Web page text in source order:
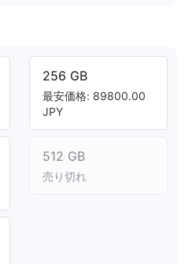
256 GB
最安価格: 89800.00
JPY
512 GB
売り切れ